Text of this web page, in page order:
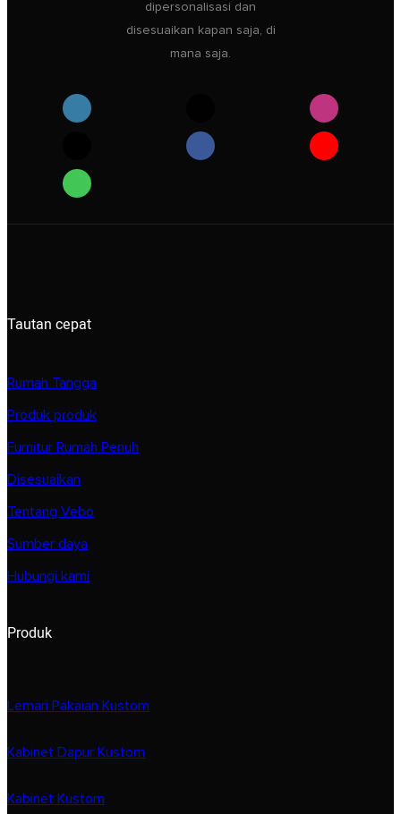
dipersonalisasi dan
disesuaikan kapan saja, di
mana saja.
Tautan cepat
Rumah Tangga
Produk produk
Furnitur Rumah Penuh
Disesuaikan
Tentang Vebo
Sumber daya
Hubungi kami
Produk
Lemari Pakaian Kustom
Kabinet Dapur Kustom
Kabinet Kustom